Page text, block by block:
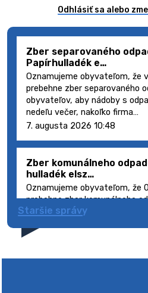
Odhlásiť sa alebo
Zber separovaného
Papírhulladék e…
Oznamujeme obyvateľom, že
prebehne zber separovaného
obyvateľov, aby nádoby s
nedeľu večer, nakoľko firma…
7. augusta 2026 10:48
Zber komunálneho
hulladék elsz…
Oznamujeme obyvateľom, že
prebehne zber komunálneho
obyvateľov, aby smetné
5. augusta 2026 08:41
Staršie správy